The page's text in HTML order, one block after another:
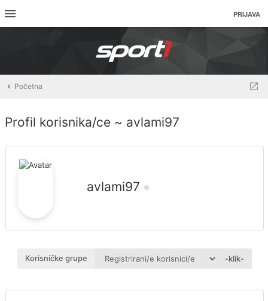
PRIJAVA
Početna
Profil korisnika/ce ~ avlami97
avlami97
Korisničke grupe -klik-